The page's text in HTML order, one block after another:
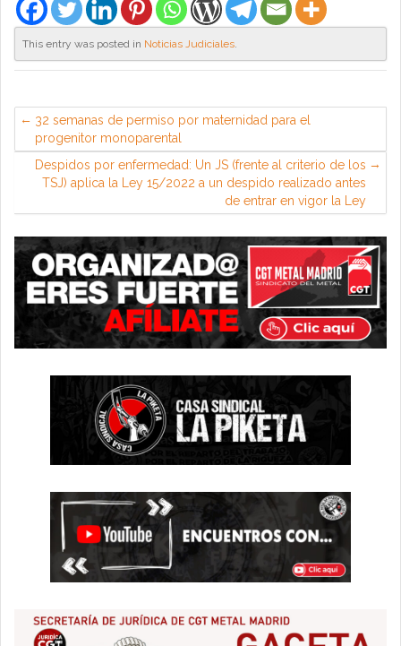
This entry was posted in Noticias Judiciales.
32 semanas de permiso por maternidad para el
progenitor monoparental
Despidos por enfermedad: Un JS (frente al criterio de los
TSJ) aplica la Ley 15/2022 a un despido realizado antes
de entrar en vigor la Ley